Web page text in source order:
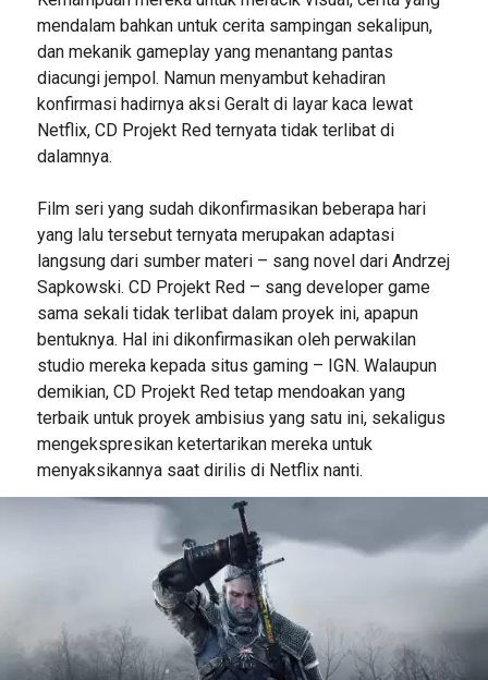
mendalam bahkan untuk cerita sampingan sekalipun,
dan mekanik gameplay yang menantang pantas
diacungi jempol. Namun menyambut kehadiran
konfirmasi hadirnya aksi Geralt di layar kaca lewat
Netflix, CD Projekt Red ternyata tidak terlibat di
dalamnya.
Film seri yang sudah dikonfirmasikan beberapa hari
yang lalu tersebut ternyata merupakan adaptasi
langsung dari sumber materi – sang novel dari Andrzej
Sapkowski. CD Projekt Red – sang developer game
sama sekali tidak terlibat dalam proyek ini, apapun
bentuknya. Hal ini dikonfirmasikan oleh perwakilan
studio mereka kepada situs gaming – IGN. Walaupun
demikian, CD Projekt Red tetap mendoakan yang
terbaik untuk proyek ambisius yang satu ini, sekaligus
mengekspresikan ketertarikan mereka untuk
menyaksikannya saat dirilis di Netflix nanti.